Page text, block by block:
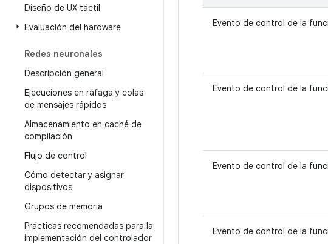
Diseño de UX táctil
Evaluación del hardware
Redes neuronales
Descripción general
Ejecuciones en ráfaga y colas
de mensajes rápidos
Almacenamiento en caché de
compilación
Flujo de control
Cómo detectar y asignar
dispositivos
Grupos de memoria
Prácticas recomendadas para la
implementación del controlador
Evento de control de la
Evento de control de la
Evento de control de la
Evento de control de la